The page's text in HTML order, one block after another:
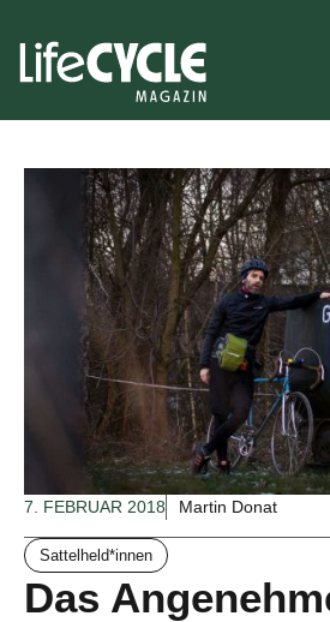
Inhalt
springen
7. FEBRUAR 2018 Martin Donat
Sattelheld*innen
Das